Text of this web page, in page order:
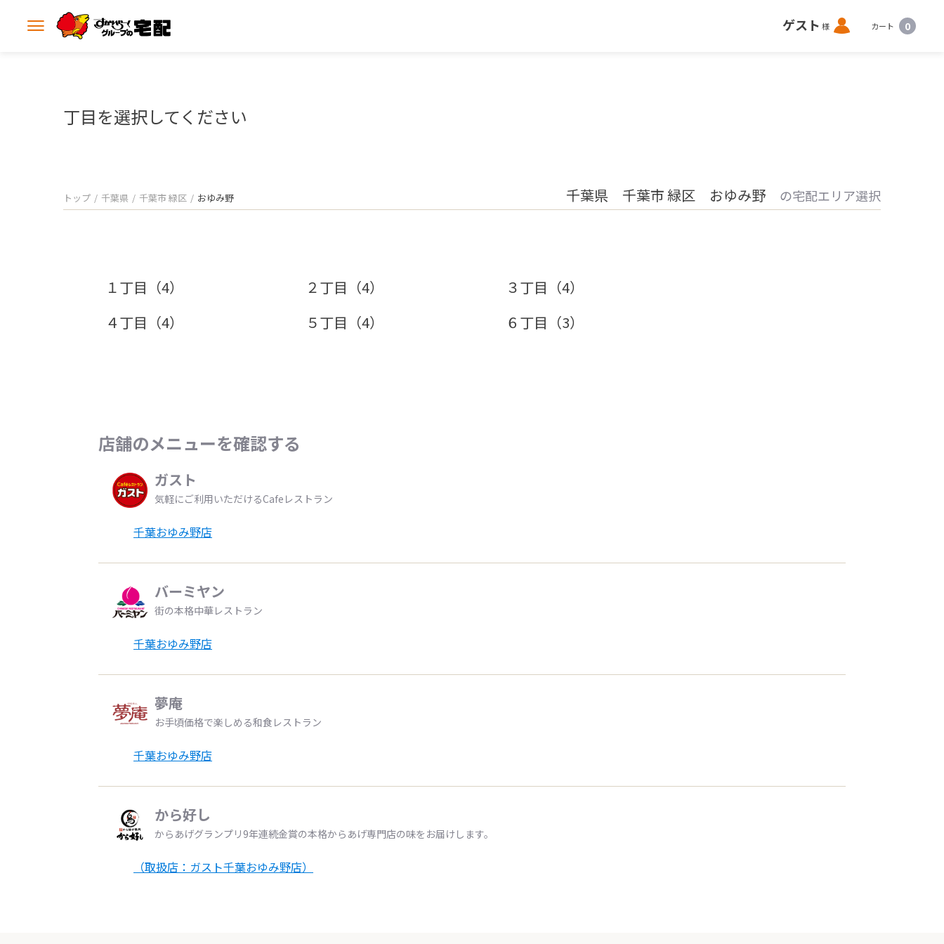
メ
ゲスト 様 ロ
グ
カート 0
丁目を選択してください
トップ 千葉県 千葉市 緑区 おゆみ野 千葉県 千葉市 緑区 おゆみ野 の宅配エリア選択
１丁目（4） ２丁目（4）
３丁目（4）
４丁目（4）
５丁目（4） ６丁目（3）
店舗のメニューを確認する
ガスト
気軽にご利用いただけるCafeレストラン
千葉おゆみ野店
バーミヤン
街の本格中華レストラン
千葉おゆみ野店
夢庵
お手頃価格で楽しめる和食レストラン
千葉おゆみ野店
から好し
からあげグランプリ9年連続金賞の本格からあげ専門店の味をお届けします。
（取扱店：ガスト千葉おゆみ野店）